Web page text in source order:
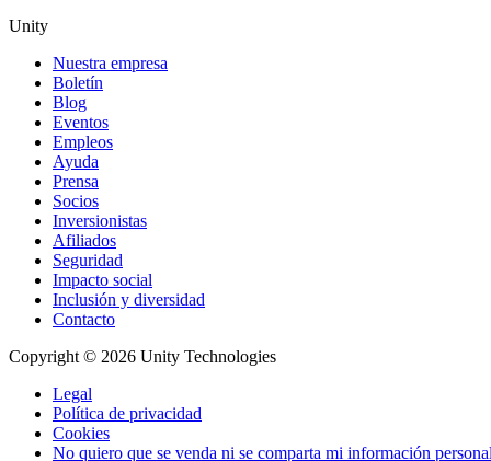
Unity
Nuestra empresa
Boletín
Blog
Eventos
Empleos
Ayuda
Prensa
Socios
Inversionistas
Afiliados
Seguridad
Impacto social
Inclusión y diversidad
Contacto
Copyright © 2026 Unity Technologies
Legal
Política de privacidad
Cookies
No quiero que se venda ni se comparta mi información personal